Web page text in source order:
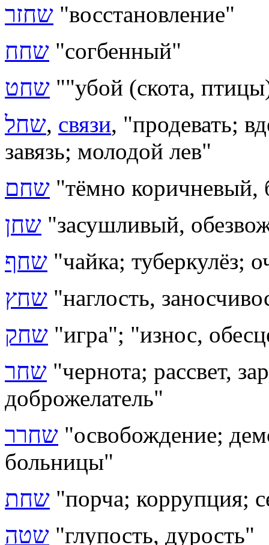
שחזר "восстановление"
שחח "согбенный"
שחט ""убой (скота,
שחל, связи, "продевать;
завязь; молодой лев"
שחם "тёмно
שחן "засушливый,
שחף "чайка; туберкулёз;
שחץ "наглость,
שחק "игра"; "износ,
שחר "чернота; рассвет,
доброжелатель"
שחרר "освобождение;
больницы"
שחת "порча; коррупция;
שטה "глупость, дурость"